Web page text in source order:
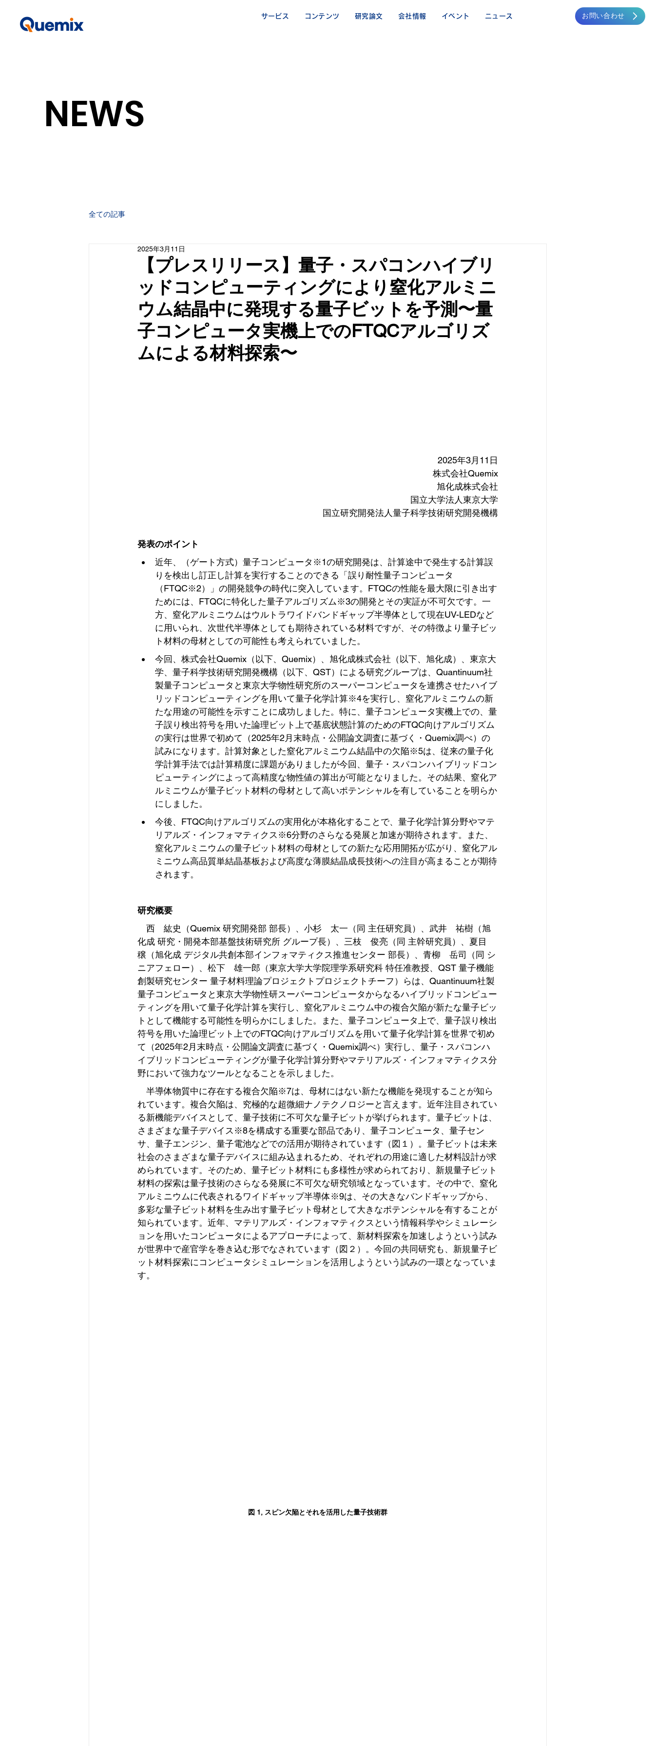
お問い合わせ
サービス コンテンツ 研究論文 会社情報 イベント ニュース
全ての記事
【プレスリリース】量子・スパコンハイブリ
ッドコンピューティングにより窒化アルミニ
ウム結晶中に発現する量子ビットを予測〜量
子コンピュータ実機上でのFTQCアルゴリズ
ムによる材料探索〜
2025年3月11日
2025年3月11日
株式会社Quemix
旭化成株式会社
国立大学法人東京大学
国立研究開発法人量子科学技術研究開発機構
発表のポイント
近年、（ゲート方式）量子コンピュータ※1の研究開発は、計算途中で発生する計算誤
りを検出し訂正し計算を実行することのできる「誤り耐性量子コンピュータ
（FTQC※2）」の開発競争の時代に突入しています。FTQCの性能を最大限に引き出す
ためには、FTQCに特化した量子アルゴリズム※3の開発とその実証が不可欠です。一
方、窒化アルミニウムはウルトラワイドバンドギャップ半導体として現在UV-LEDなど
に用いられ、次世代半導体としても期待されている材料ですが、その特徴より量子ビッ
ト材料の母材としての可能性も考えられていました。
今回、株式会社Quemix（以下、Quemix）、旭化成株式会社（以下、旭化成）、東京大
学、量子科学技術研究開発機構（以下、QST）による研究グループは、Quantinuum社
製量子コンピュータと東京大学物性研究所のスーパーコンピュータを連携させたハイブ
リッドコンピューティングを用いて量子化学計算※4を実行し、窒化アルミニウムの新
たな用途の可能性を示すことに成功しました。特に、量子コンピュータ実機上での、量
子誤り検出符号を用いた論理ビット上で基底状態計算のためのFTQC向けアルゴリズム
の実行は世界で初めて（2025年2月末時点・公開論文調査に基づく・Quemix調べ）の
試みになります。計算対象とした窒化アルミニウム結晶中の欠陥※5は、従来の量子化
学計算手法では計算精度に課題がありましたが今回、量子・スパコンハイブリッドコン
ピューティングによって高精度な物性値の算出が可能となりました。その結果、窒化ア
ルミニウムが量子ビット材料の母材として高いポテンシャルを有していることを明らか
にしました。
今後、FTQC向けアルゴリズムの実用化が本格化することで、量子化学計算分野やマテ
リアルズ・インフォマティクス※6分野のさらなる発展と加速が期待されます。また、
窒化アルミニウムの量子ビット材料の母材としての新たな応用開拓が広がり、窒化アル
ミニウム高品質単結晶基板および高度な薄膜結晶成長技術への注目が高まることが期待
されます。
研究概要
西　紘史（Quemix 研究開発部 部長）、小杉　太一（同 主任研究員）、武井　祐樹（旭
化成 研究・開発本部基盤技術研究所 グループ長）、三枝　俊亮（同 主幹研究員）、夏目
穣（旭化成 デジタル共創本部インフォマティクス推進センター 部長）、青柳　岳司（同 シ
ニアフェロー）、松下　雄一郎（東京大学大学院理学系研究科 特任准教授、QST 量子機能
創製研究センター 量子材料理論プロジェクトプロジェクトチーフ）らは、Quantinuum社製
量子コンピュータと東京大学物性研スーパーコンピュータからなるハイブリッドコンピュー
ティングを用いて量子化学計算を実行し、窒化アルミニウム中の複合欠陥が新たな量子ビッ
トとして機能する可能性を明らかにしました。また、量子コンピュータ上で、量子誤り検出
符号を用いた論理ビット上でのFTQC向けアルゴリズムを用いて量子化学計算を世界で初め
て（2025年2月末時点・公開論文調査に基づく・Quemix調べ）実行し、量子・スパコンハ
イブリッドコンピューティングが量子化学計算分野やマテリアルズ・インフォマティクス分
野において強力なツールとなることを示しました。
半導体物質中に存在する複合欠陥※7は、母材にはない新たな機能を発現することが知ら
れています。複合欠陥は、究極的な超微細ナノテクノロジーと言えます。近年注目されてい
る新機能デバイスとして、量子技術に不可欠な量子ビットが挙げられます。量子ビットは、
さまざまな量子デバイス※8を構成する重要な部品であり、量子コンピュータ、量子セン
サ、量子エンジン、量子電池などでの活用が期待されています（図１）。量子ビットは未来
社会のさまざまな量子デバイスに組み込まれるため、それぞれの用途に適した材料設計が求
められています。そのため、量子ビット材料にも多様性が求められており、新規量子ビット
材料の探索は量子技術のさらなる発展に不可欠な研究領域となっています。その中で、窒化
アルミニウムに代表されるワイドギャップ半導体※9は、その大きなバンドギャップから、
多彩な量子ビット材料を生み出す量子ビット母材として大きなポテンシャルを有することが
知られています。近年、マテリアルズ・インフォマティクスという情報科学やシミュレーシ
ョンを用いたコンピュータによるアプローチによって、新材料探索を加速しようという試み
が世界中で産官学を巻き込む形でなされています（図２）。今回の共同研究も、新規量子ビ
ット材料探索にコンピュータシミュレーションを活用しようという試みの一環となっていま
す。
図 1, スピン欠陥とそれを活用した量子技術群
NEWS